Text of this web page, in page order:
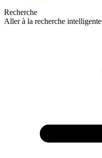
Recherche
Aller à la recherche intelligente